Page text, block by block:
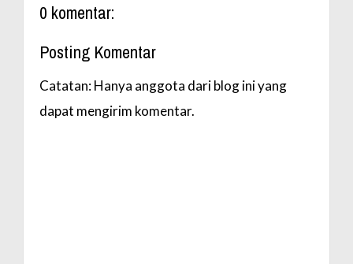
0 komentar:
Posting Komentar
Catatan: Hanya anggota dari blog ini yang
dapat mengirim komentar.